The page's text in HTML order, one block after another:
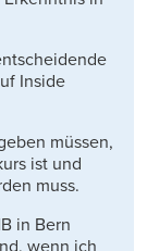
Inside
müssen,
ist und
muss.
in Bern
wenn ich